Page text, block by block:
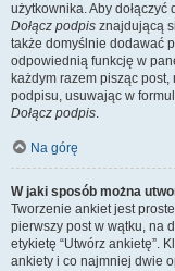
użytkownika. Aby
Dołącz podpis znajdującą
także domyślnie dodawać
odpowiednią funkcję w
każdym razem pisząc
podpisu, usuwając w
Dołącz podpis.
Na górę
W jaki sposób można
Tworzenie ankiet jest
pierwszy post w wątku, na
etykietę “Utwórz ankietę”.
ankiety i co najmniej dwie